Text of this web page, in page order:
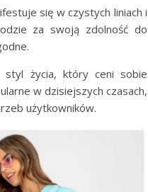
się w czystych liniach i
za swoją zdolność do
życia, który ceni sobie
w dzisiejszych czasach,
użytkowników.